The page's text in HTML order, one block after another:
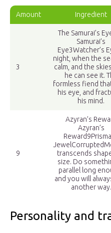
Amount Ingredient
3
The Samurai’s
Samurai’s
Eye3Watcher’s
night, when the
calm, and the
he can see it.
formless fiend
his eye, and
his mind.
9
Azyran’s
Azyran’s
transcends
size. Do
parallel long
and you will
another way.
Personality and